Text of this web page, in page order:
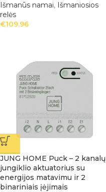
Išmanūs namai, Išmaniosios
relės
€109.96
JUNG HOME Puck – 2 kanalų
jungiklio aktuatorius su
energijos matavimu ir 2
binariniais įėjimais